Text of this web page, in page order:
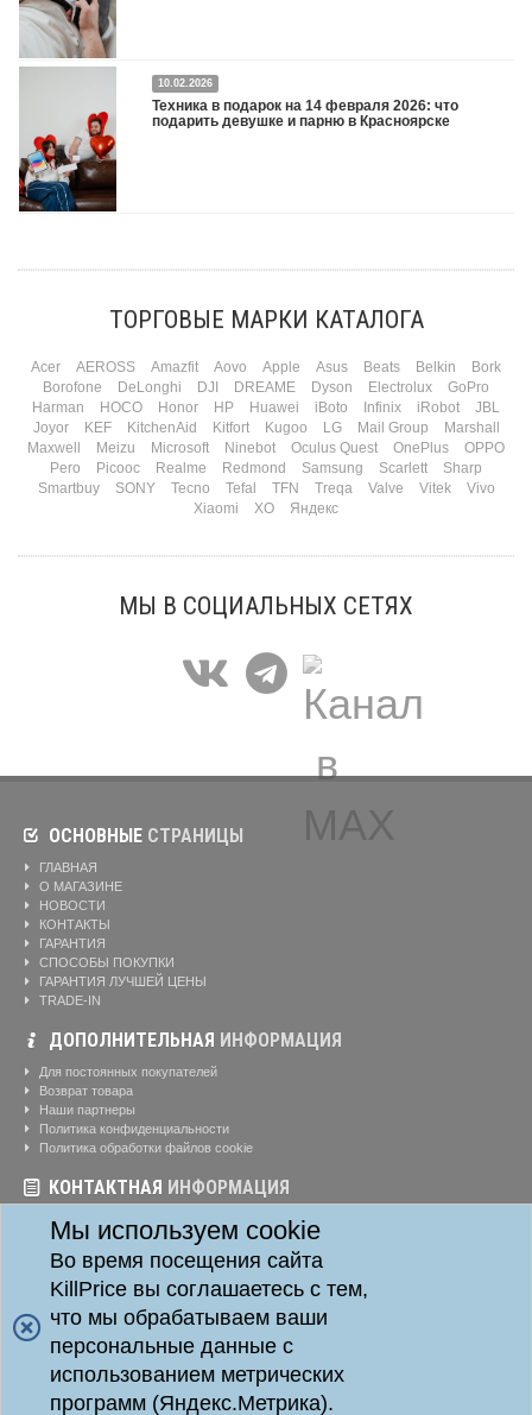
Двадцать третье февраля — праздник, на который мужчины делают вид, что им
все равно. А потом три дня рассказывают коллегам, какую колонку / приставку /
камеру им подарили. Не верьте словам — верьте глазам, которые загораются
при виде новой коробки.
10.02.2026
Техника в подарок на 14 февраля 2026: что
подарить девушке и парню в Красноярске
марта — контрольный выстрел по кошельку. Начнем с первого — потому что он
ТОРГОВЫЕ МАРКИ КАТАЛОГА
Acer AEROSS Amazfit Aovo Apple Asus Beats Belkin
Bork
Borofone
DeLonghi DJI DREAME Dyson Electrolux
GoPro
Harman
HOCO Honor HP Huawei iBoto Infinix iRobot
JBL
Joyor
KEF KitchenAid Kitfort Kugoo LG Mail Group
Marshall
Maxwell
Meizu Microsoft Ninebot Oculus Quest OnePlus
OPPO
Pero
Picooc Realme Redmond Samsung Scarlett
Sharp
Smartbuy
SONY Tecno Tefal TFN Treqa Valve Vitek
Vivo
Xiaomi
XO Яндекс
МЫ В СОЦИАЛЬНЫХ СЕТЯХ
Мы используем cookie
Во время посещения сайта
KillPrice вы соглашаетесь с тем,
что мы обрабатываем ваши
персональные данные с
использованием метрических
программ (Яндекс.Метрика).
ОСНОВНЫЕ СТРАНИЦЫ
ГЛАВНАЯ
О МАГАЗИНЕ
НОВОСТИ
КОНТАКТЫ
ГАРАНТИЯ
СПОСОБЫ ПОКУПКИ
ГАРАНТИЯ ЛУЧШЕЙ ЦЕНЫ
TRADE-IN
ДОПОЛНИТЕЛЬНАЯ ИНФОРМАЦИЯ
Для постоянных покупателей
Возврат товара
Наши партнеры
Политика конфиденциальности
Политика обработки файлов cookie
КОНТАКТНАЯ ИНФОРМАЦИЯ
Режим работы магазина:
Ежедневно: 10:00-20:00
Телефоны:
8-904-895-02-20
Адрес: г. Красноярск, ул. Алексеева, д. 24, офис 41
Killprice24 © 2014 - 2026
Killprice24 Магазин цифровой техники.
Данный информационный ресурс не является публичной офертой. Наличие и стоимость
товаров уточняйте по телефону. Производители оставляют за собой право изменять